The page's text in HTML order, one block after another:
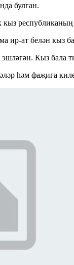
булган.
кыз
ат белән кыз
Кыз бала
һәм фаҗига